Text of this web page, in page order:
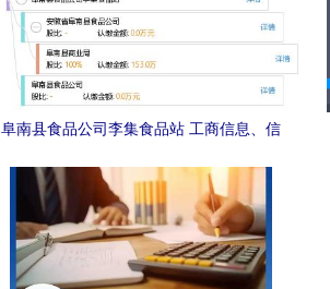
阜南县食品公司李集食品站 工商信息、信